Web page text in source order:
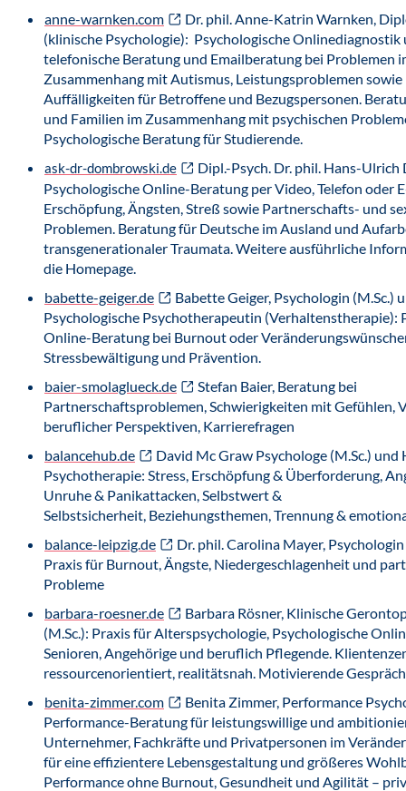
anne-warnken.com
Dr. phil. Anne-Katrin Warnken,
(klinische Psychologie): Psychologische Onlinediagnostik
telefonische Beratung und Emailberatung bei Problemen
Zusammenhang mit Autismus, Leistungsproblemen sowie
Auffälligkeiten für Betroffene und Bezugspersonen.
und Familien im Zusammenhang mit psychischen
Psychologische Beratung für Studierende.
ask-dr-dombrowski.de
Dipl.-Psych. Dr. phil. Hans-
Psychologische Online-Beratung per Video, Telefon oder
Erschöpfung, Ängsten, Streß sowie Partnerschafts- und
Problemen. Beratung für Deutsche im Ausland und
transgenerationaler Traumata. Weitere ausführliche
die Homepage.
babette-geiger.de
Babette Geiger, Psychologin (M.Sc.)
Psychologische Psychotherapeutin (Verhaltenstherapie):
Online-Beratung bei Burnout oder
Stressbewältigung und Prävention.
baier-smolaglueck.de
Stefan Baier, Beratung bei
Partnerschaftsproblemen, Schwierigkeiten mit Gefühlen,
beruflicher Perspektiven, Karrierefragen
balancehub.de
David Mc Graw Psychologe (M.Sc.)
Psychotherapie: Stress, Erschöpfung & Überforderung,
Unruhe & Panikattacken, Selbstwert &
Selbstsicherheit, Beziehungsthemen, Trennung &
balance-leipzig.de
Dr. phil. Carolina Mayer,
Praxis für Burnout, Ängste, Niedergeschlagenheit und
Probleme
barbara-roesner.de
Barbara Rösner, Klinische
(M.Sc.): Praxis für Alterspsychologie, Psychologische
Senioren, Angehörige und beruflich Pflegende.
ressourcenorientiert, realitätsnah. Motivierende
benita-zimmer.com
Benita Zimmer, Performance
Performance-Beratung für leistungswillige und
Unternehmer, Fachkräfte und Privatpersonen im
für eine effizientere Lebensgestaltung und größeres
Performance ohne Burnout, Gesundheit und Agilität –